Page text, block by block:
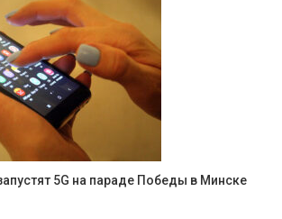
5G на параде Победы в Минске